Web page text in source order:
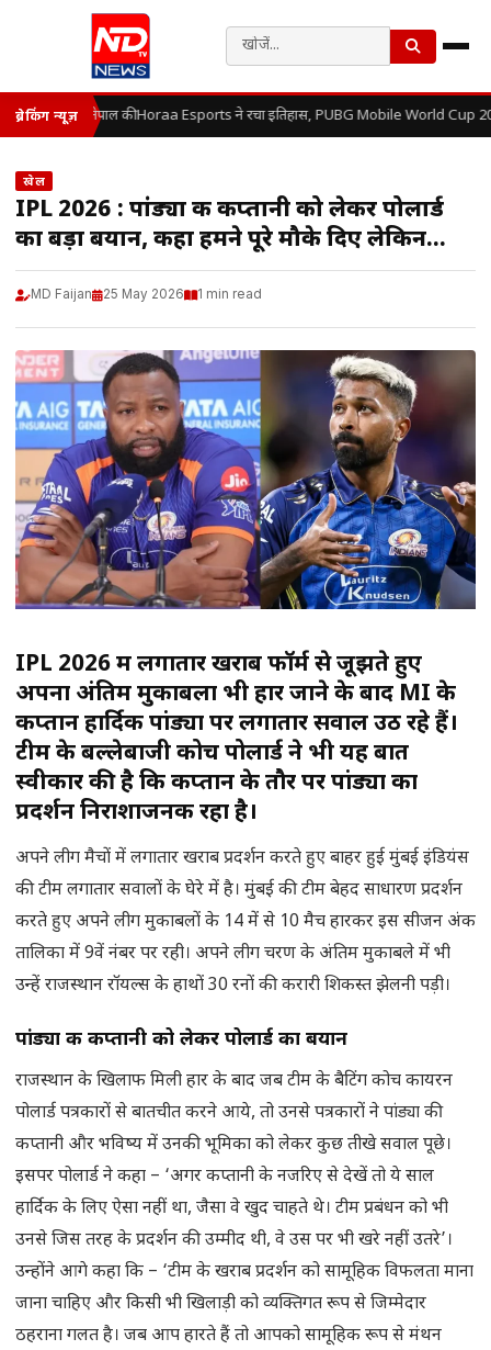
ब्रेकिंग न्यूज़ नेपाल की Horaa Esports ने रचा इतिहास, PUBG Mobile World Cup
खेल
IPL 2026 : पांड्या की कप्तानी को लेकर पोलार्ड
का बड़ा बयान, कहा हमने पूरे मौके दिए लेकिन…
MD Faijan 25 May 2026 1 min read
IPL 2026 में लगातार खराब फॉर्म से जूझते हुए
अपना अंतिम मुकाबला भी हार जाने के बाद MI के
कप्तान हार्दिक पांड्या पर लगातार सवाल उठ रहे हैं।
टीम के बल्लेबाजी कोच पोलार्ड ने भी यह बात
स्वीकार की है कि कप्तान के तौर पर पांड्या का
प्रदर्शन निराशाजनक रहा है।
अपने लीग मैचों में लगातार खराब प्रदर्शन करते हुए बाहर हुई मुंबई इंडियंस
की टीम लगातार सवालों के घेरे में है। मुंबई की टीम बेहद साधारण प्रदर्शन
करते हुए अपने लीग मुकाबलों के 14 में से 10 मैच हारकर इस सीजन अंक
तालिका में 9वें नंबर पर रही। अपने लीग चरण के अंतिम मुकाबले में भी
उन्हें राजस्थान रॉयल्स के हाथों 30 रनों की करारी शिकस्त झेलनी पड़ी।
पांड्या की कप्तानी को लेकर पोलार्ड का बयान
राजस्थान के खिलाफ मिली हार के बाद जब टीम के बैटिंग कोच कायरन
पोलार्ड पत्रकारों से बातचीत करने आये, तो उनसे पत्रकारों ने पांड्या की
कप्तानी और भविष्य में उनकी भूमिका को लेकर कुछ तीखे सवाल पूछे।
इसपर पोलार्ड ने कहा – ‘अगर कप्तानी के नजरिए से देखें तो ये साल
हार्दिक के लिए ऐसा नहीं था, जैसा वे खुद चाहते थे। टीम प्रबंधन को भी
उनसे जिस तरह के प्रदर्शन की उम्मीद थी, वे उस पर भी खरे नहीं उतरे’।
उन्होंने आगे कहा कि – ‘टीम के खराब प्रदर्शन को सामूहिक विफलता माना
जाना चाहिए और किसी भी खिलाड़ी को व्यक्तिगत रूप से जिम्मेदार
ठहराना गलत है। जब आप हारते हैं तो आपको सामूहिक रूप से मंथन